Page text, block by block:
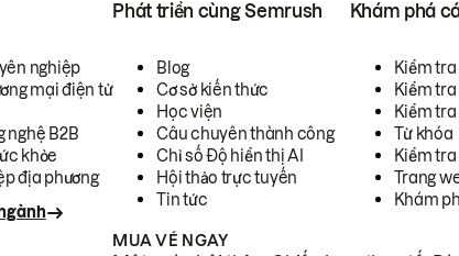
nghiệp
mại điện tử
nghệ B2B
khỏe
địa phương
Phát triển cùng Semrush
Blog
Cơ sở kiến thức
Học viện
Câu chuyên thành công
Chỉ số Độ hiển thị AI
Hội thảo trực tuyến
Tin tức
Khám phá
Kiểm
Kiểm tra
Kiểm
Từ khóa
Kiểm
Trang
Khám
MUA VÉ NGAY